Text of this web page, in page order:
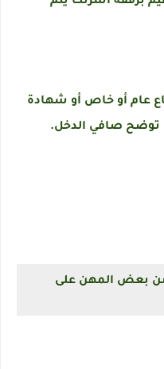
عام أو خاص أو شهادة
توضح صافي الدخل.
بعض المهن على